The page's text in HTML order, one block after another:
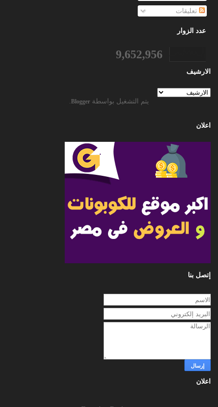
تعليقات
عدد الزوار
9,652,956
الارشيف
يتم التشغيل بواسطة Blogger
.
اعلان
إتصل بنا
اعلان